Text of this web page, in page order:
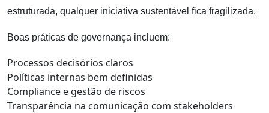
estruturada, qualquer iniciativa sustentável fica fragilizada.
Boas práticas de governança incluem:
Processos decisórios claros
Políticas internas bem definidas
Compliance e gestão de riscos
Transparência na comunicação com stakeholders